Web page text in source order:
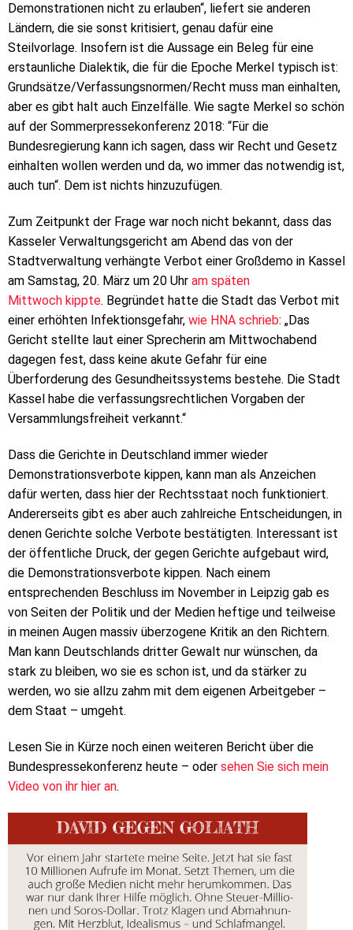
Demonstrationen nicht zu erlauben“, liefert sie anderen
Ländern, die sie sonst kritisiert, genau dafür eine
Steilvorlage. Insofern ist die Aussage ein Beleg für eine
erstaunliche Dialektik, die für die Epoche Merkel typisch ist:
Grundsätze/Verfassungsnormen/Recht muss man einhalten,
aber es gibt halt auch Einzelfälle. Wie sagte Merkel so schön
auf der Sommerpressekonferenz 2018: “Für die
Bundesregierung kann ich sagen, dass wir Recht und Gesetz
einhalten wollen werden und da, wo immer das notwendig ist,
auch tun“. Dem ist nichts hinzuzufügen.
Zum Zeitpunkt der Frage war noch nicht bekannt, dass das
Kasseler Verwaltungsgericht am Abend das von der
Stadtverwaltung verhängte Verbot einer Großdemo in Kassel
am Samstag, 20. März um 20 Uhr am späten
Mittwoch kippte. Begründet hatte die Stadt das Verbot mit
einer erhöhten Infektionsgefahr, wie HNA schrieb: „Das
Gericht stellte laut einer Sprecherin am Mittwochabend
dagegen fest, dass keine akute Gefahr für eine
Überforderung des Gesundheitssystems bestehe. Die Stadt
Kassel habe die verfassungsrechtlichen Vorgaben der
Versammlungsfreiheit verkannt.“
Dass die Gerichte in Deutschland immer wieder
Demonstrationsverbote kippen, kann man als Anzeichen
dafür werten, dass hier der Rechtsstaat noch funktioniert.
Andererseits gibt es aber auch zahlreiche Entscheidungen, in
denen Gerichte solche Verbote bestätigten. Interessant ist
der öffentliche Druck, der gegen Gerichte aufgebaut wird,
die Demonstrationsverbote kippen. Nach einem
entsprechenden Beschluss im November in Leipzig gab es
von Seiten der Politik und der Medien heftige und teilweise
in meinen Augen massiv überzogene Kritik an den Richtern.
Man kann Deutschlands dritter Gewalt nur wünschen, da
stark zu bleiben, wo sie es schon ist, und da stärker zu
werden, wo sie allzu zahm mit dem eigenen Arbeitgeber –
dem Staat – umgeht.
Lesen Sie in Kürze noch einen weiteren Bericht über die
Bundespressekonferenz heute – oder sehen Sie sich mein
Video von ihr hier an.